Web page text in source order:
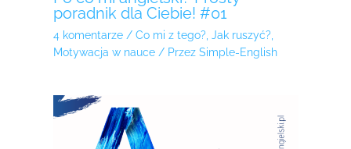
poradnik dla Ciebie! #01
4 komentarze / Co mi z tego? Jak ruszyć?
Motywacja w nauce/ Przez Simple-English